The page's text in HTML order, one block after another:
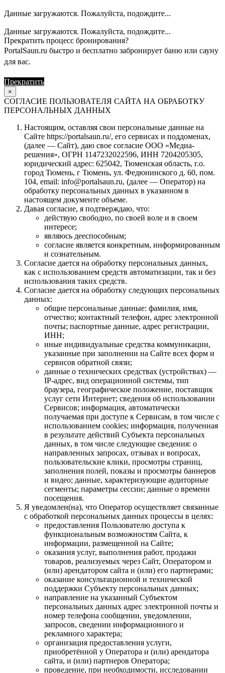
Данные загружаются. Пожалуйста, подождите...
Данные загружаются. Пожалуйста, подождите...
Прекратить процесс бронирования?
PortalSaun.ru быстро и бесплатно забронирует баню или сауну
для вас.
Прекратить
×
СОГЛАСИЕ ПОЛЬЗОВАТЕЛЯ САЙТА НА ОБРАБОТКУ
ПЕРСОНАЛЬНЫХ ДАННЫХ
Настоящим, оставляя свои персональные данные на
Сайте https://portalsaun.ru/, его сервисах и поддоменах,
(далее — Сайт), даю свое согласие ООО «Медиа-
решения», ОГРН 1147232022596, ИНН 7204205305,
юридический адрес: 625042, Тюменская область, г.о.
город Тюмень, г Тюмень, ул. Федюнинского д. 60, пом.
104, email: info@portalsaun.ru, (далее — Оператор) на
обработку персональных данных в указанном в
настоящем документе объеме.
Давая согласие, я подтверждаю, что:
действую свободно, по своей воле и в своем
интересе;
являюсь дееспособным;
согласие является конкретным, информированным
и сознательным.
Согласие дается на обработку персональных данных,
как с использованием средств автоматизации, так и без
использования таких средств.
Согласие дается на обработку следующих персональных
данных:
общие персональные данные: фамилия, имя,
отчество; контактный телефон, адрес электронной
почты; паспортные данные, адрес регистрации,
ИНН;
иные индивидуальные средства коммуникации,
указанные при заполнении на Сайте всех форм и
сервисов обратной связи;
данные о технических средствах (устройствах) —
IP-адрес, вид операционной системы, тип
браузера, географическое положение, поставщик
услуг сети Интернет; сведения об использовании
Сервисов; информация, автоматически
получаемая при доступе к Сервисам, в том числе с
использованием cookies; информация, полученная
в результате действий Субъекта персональных
данных, в том числе следующие сведения: о
направленных запросах, отзывах и вопросах,
пользовательские клики, просмотры страниц,
заполнения полей, показы и просмотры баннеров
и видео; данные, характеризующие аудиторные
сегменты; параметры сессии; данные о времени
посещения.
Я уведомлен(на), что Оператор осуществляет связанные
с обработкой персональных данных процессы в целях:
предоставления Пользователю доступа к
функциональным возможностям Сайта, к
информации, размещенной на Сайте;
оказания услуг, выполнения работ, продажи
товаров, реализуемых через Сайт, Оператором и
(или) арендатором сайта и (или) его партнерами;
оказание консультационной и технической
поддержки Субъекту персональных данных;
направление на указанный Субъектом
персональных данных адрес электронной почты и
номер телефона сообщении, уведомлении,
запросов, сведении информационного и
рекламного характера;
организация предоставления услуги,
приобретённой у Оператора и (или) арендатора
сайта, и (или) партнеров Оператора;
проведение, при необходимости, исследовании